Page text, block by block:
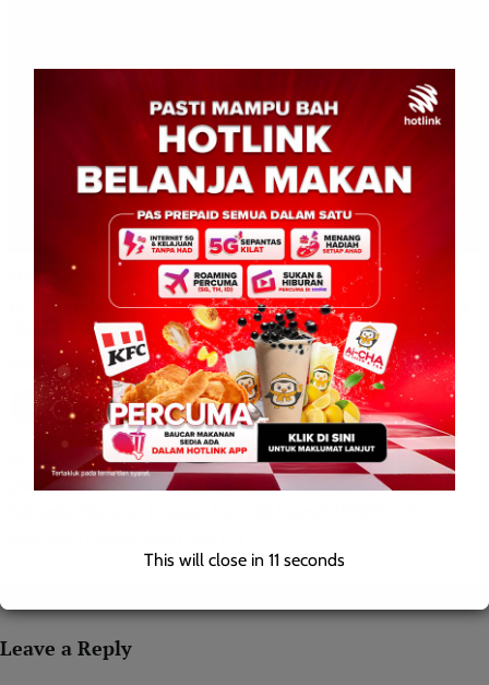
BERITA AM
Polis Sandakan Tumpaskan Aktiviti Dadah, Dua Suspek
October 19, 2025 0
SANDAKAN: 17 Oktober 2025 – Usaha membanteras
penyalahgunaan dadah di daerah ini terus dipergiat apabila
Leave a Reply
This will close in 10 seconds